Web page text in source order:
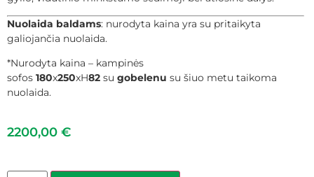
Nuolaida baldams: nurodyta kaina yra su pritaikyta
galiojančia nuolaida.
*Nurodyta kaina – kampinės
sofos 180x250xH82 su gobelenu su šiuo metu taikoma
nuolaida.
2200,00 €